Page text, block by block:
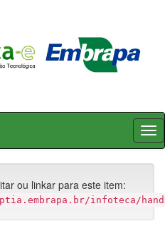
ou linkar para este item:
infoteca/